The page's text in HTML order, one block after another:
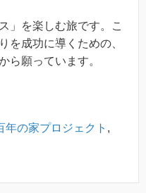
」を楽しむ旅です。こ
を成功に導くための、
ら願っています。
年の家プロジェクト ,